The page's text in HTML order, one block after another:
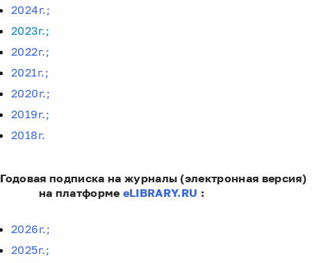
2024г.;
2023г.;
2022г.;
2021г.;
2020г.;
2019г.;
2018г.
Годовая подписка на журналы (электронная версия)
на платформе eLIBRARY.RU :
2026г.;
2025г.;